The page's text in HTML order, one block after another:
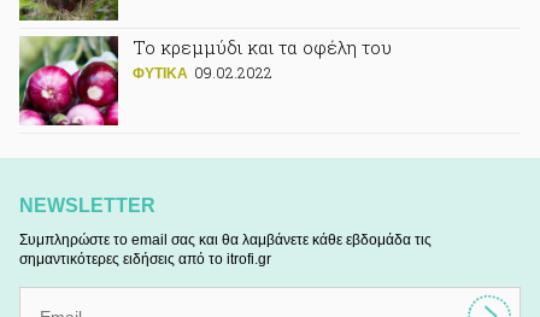
Το κρεμμύδι και τα οφέλη του
ΦΥΤΙΚA 09.02.2022
NEWSLETTER
Συμπληρώστε το email σας και θα λαμβάνετε κάθε εβδομάδα τις
σημαντικότερες ειδήσεις από το itrofi.gr